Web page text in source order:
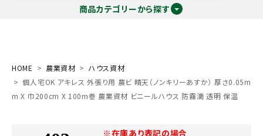
商品カテゴリーから探す
search
HOME 農業資材
ハウス資材
個人宅OK アキレス 外張り用 農ビ 晴天（ノンキリーあすか） 厚さ0.05m
m X 巾200cm X 100m巻 農業資材 ビニールハウス 防霧滴 透明 保温
※在庫あり表記の場合